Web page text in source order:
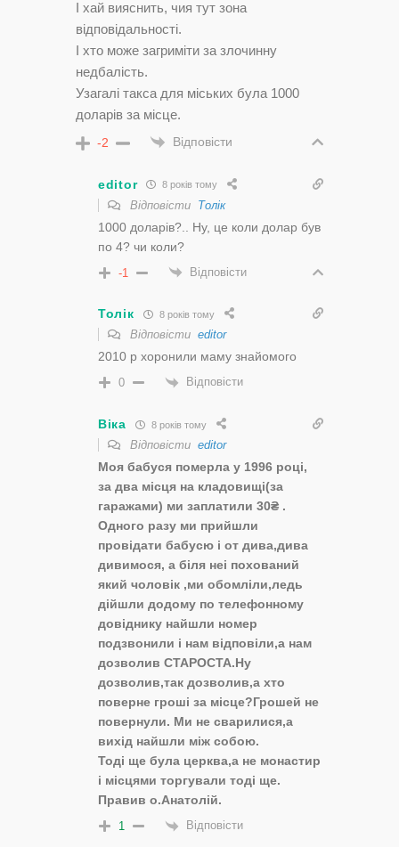
І хай вияснить, чия тут зона
відповідальності.
І хто може загриміти за злочинну
недбалість.
Узагалі такса для міських була 1000
доларів за місце.
-2 Відповісти
editor 8 років тому
Відповісти Толік
1000 доларів?.. Ну, це коли долар був
по 4? чи коли?
-1 Відповісти
Толік 8 років тому
Відповісти editor
2010 р хоронили маму знайомого
0 Відповісти
Віка 8 років тому
Відповісти editor
Моя бабуся померла у 1996 році,
за два місця на кладовищі(за
гаражами) ми заплатили 30₴ .
Одного разу ми прийшли
провідати бабусю і от дива,дива
дивимося, а біля неі похований
який чоловік ,ми обомліли,ледь
дійшли додому по телефонному
довіднику найшли номер
подзвонили і нам відповіли,а нам
дозволив СТАРОСТА.Ну
дозволив,так дозволив,а хто
поверне гроші за місце?Грошей не
повернули. Ми не сварилися,а
вихід найшли між собою.
Тоді ще була церква,а не монастир
і місцями торгували тоді ще.
Правив о.Анатолій.
1 Відповісти